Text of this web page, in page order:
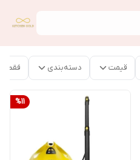
قیمت دسته‌بندی فقط
%11